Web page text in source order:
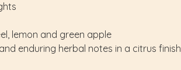
lemon and green apple
enduring herbal notes in a citrus finish